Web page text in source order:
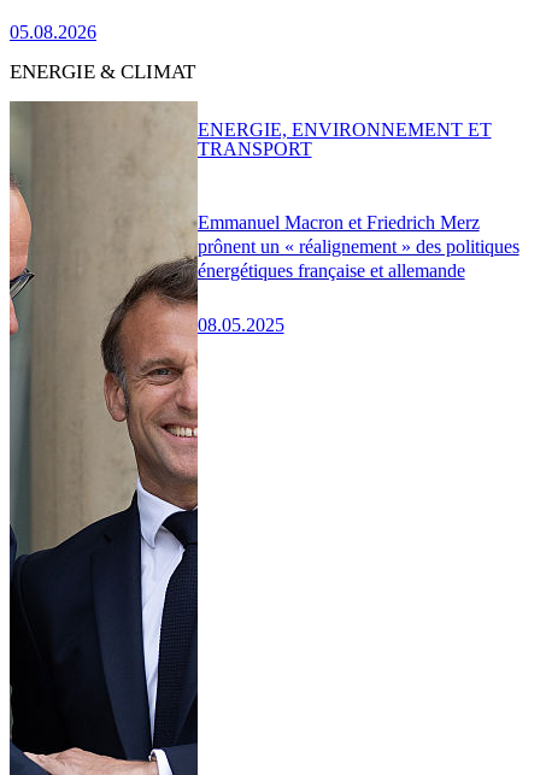
05.08.2026
ENERGIE & CLIMAT
Emmanuel Macron et Friedrich Merz
prônent un « réalignement » des politiques
énergétiques française et allemande
08.05.2025
ENERGIE, ENVIRONNEMENT ET
TRANSPORT